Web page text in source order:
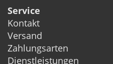
Service
Kontakt
Versand
Zahlungsarten
Dienstleistungen